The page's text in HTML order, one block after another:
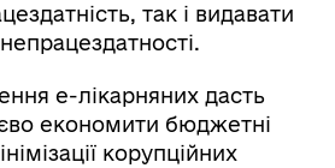
так і видавати
е-лікарняних дасть
економити бюджетні
корупційних